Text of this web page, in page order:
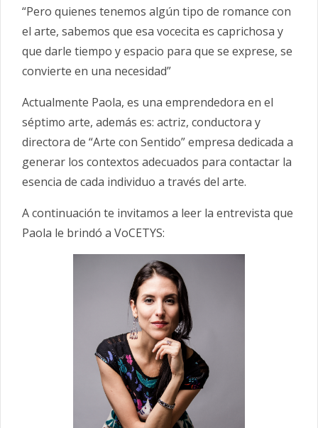
“Pero quienes tenemos algún tipo de romance con
el arte, sabemos que esa vocecita es caprichosa y
que darle tiempo y espacio para que se exprese, se
convierte en una necesidad”
Actualmente Paola, es una emprendedora en el
séptimo arte, además es: actriz, conductora y
directora de “Arte con Sentido” empresa dedicada a
generar los contextos adecuados para contactar la
esencia de cada individuo a través del arte.
A continuación te invitamos a leer la entrevista que
Paola le brindó a VoCETYS: